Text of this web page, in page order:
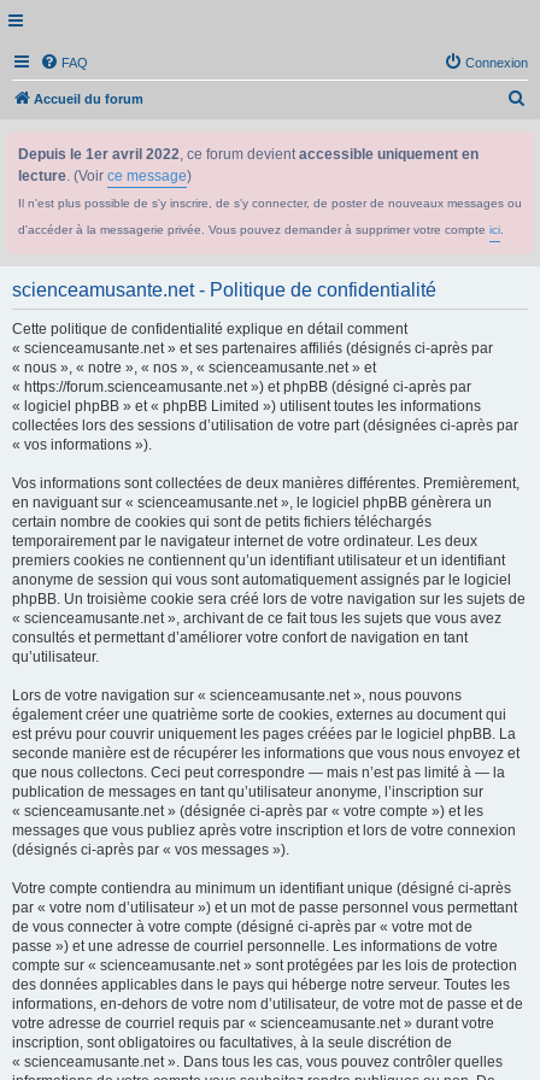
FAQ Connexion
Accueil du forum
Depuis le 1er avril 2022, ce forum devientaccessible uniquement en
lecture. (Voir ce message)
Il n'est plus possible de s'y inscrire, de s'y connecter, de poster de nouveaux messages ou
d'accéder à la messagerie privée. Vous pouvez demander à supprimer votre compte ici
scienceamusante.net - Politique de confidentialité
Cette politique de confidentialité explique en détail comment
« scienceamusante.net » et ses partenaires affiliés (désignés ci-après par
« nous », « notre », « nos », « scienceamusante.net » et
« https://forum.scienceamusante.net ») et phpBB (désigné ci-après par
« logiciel phpBB » et « phpBB Limited ») utilisent toutes les informations
collectées lors des sessions d’utilisation de votre part (désignées ci-après par
« vos informations »).
Vos informations sont collectées de deux manières différentes. Premièrement,
en naviguant sur « scienceamusante.net », le logiciel phpBB génèrera un
certain nombre de cookies qui sont de petits fichiers téléchargés
temporairement par le navigateur internet de votre ordinateur. Les deux
premiers cookies ne contiennent qu’un identifiant utilisateur et un identifiant
anonyme de session qui vous sont automatiquement assignés par le logiciel
phpBB. Un troisième cookie sera créé lors de votre navigation sur les sujets de
« scienceamusante.net », archivant de ce fait tous les sujets que vous avez
consultés et permettant d’améliorer votre confort de navigation en tant
qu’utilisateur.
Lors de votre navigation sur « scienceamusante.net », nous pouvons
également créer une quatrième sorte de cookies, externes au document qui
est prévu pour couvrir uniquement les pages créées par le logiciel phpBB. La
seconde manière est de récupérer les informations que vous nous envoyez et
que nous collectons. Ceci peut correspondre — mais n’est pas limité à — la
publication de messages en tant qu’utilisateur anonyme, l’inscription sur
« scienceamusante.net » (désignée ci-après par « votre compte ») et les
messages que vous publiez après votre inscription et lors de votre connexion
(désignés ci-après par « vos messages »).
Votre compte contiendra au minimum un identifiant unique (désigné ci-après
par « votre nom d’utilisateur ») et un mot de passe personnel vous permettant
de vous connecter à votre compte (désigné ci-après par « votre mot de
passe ») et une adresse de courriel personnelle. Les informations de votre
compte sur « scienceamusante.net » sont protégées par les lois de protection
des données applicables dans le pays qui héberge notre serveur. Toutes les
informations, en-dehors de votre nom d’utilisateur, de votre mot de passe et de
votre adresse de courriel requis par « scienceamusante.net » durant votre
inscription, sont obligatoires ou facultatives, à la seule discrétion de
« scienceamusante.net ». Dans tous les cas, vous pouvez contrôler quelles